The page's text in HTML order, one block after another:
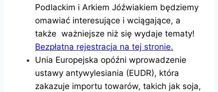
Podlackim i Arkiem Jóźwiakiem będziemy
omawiać interesujące i wciągające, a
także ważniejsze niż się wydaje tematy!
Bezpłatna rejestracja na tej stronie.
Unia Europejska opóźni wprowadzenie
ustawy antywylesiania (EUDR), która
zakazuje importu towarów, takich jak soja,